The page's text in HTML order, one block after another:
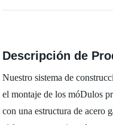
Descripción de
Nuestro sistema de
el montaje de los móDulos
con una estructura de acero